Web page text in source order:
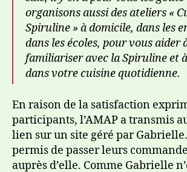
organisons aussi des ateliers «
Spiruline » à domicile, dans les
dans les écoles, pour vous aider
familiariser avec la Spiruline et
dans votre cuisine quotidienne.
En raison de la satisfaction
participants, l’AMAP a transmis
lien sur un site géré par
permis de passer leurs
auprès d’elle. Comme Gabrielle